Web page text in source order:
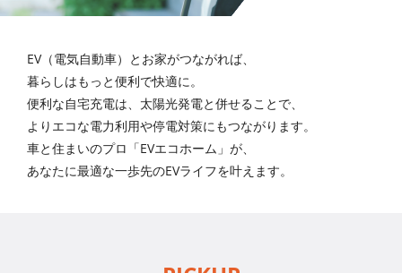
EV（電気自動車）とお家がつながれば、
暮らしはもっと便利で快適に。
便利な自宅充電は、太陽光発電と併せることで、
よりエコな電力利用や停電対策にもつながります。
車と住まいのプロ「EVエコホーム」が、
あなたに最適な一歩先のEVライフを叶えます。